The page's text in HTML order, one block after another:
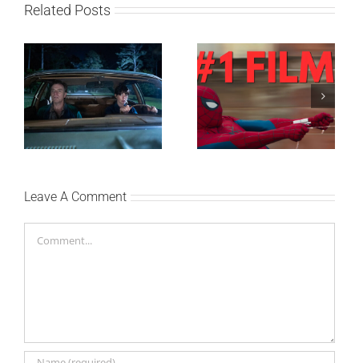
Related Posts
SF NIGHT: POSLEDNJI
DANI ULICE
HRASTOVA u Concept
Cinema i CineStar
bioskopima 12. avgusta
Najuspešnije otvaranje
studijskog filma u Srbiji:
Spajdermen: Novi dan
oborio rekord već prvog
vikenda
Leave A Comment